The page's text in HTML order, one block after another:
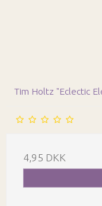
Tim Holtz "Eclectic
4,95 DKK